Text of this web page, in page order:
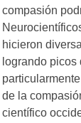
compasión
hicieron
logrando
de la
científico